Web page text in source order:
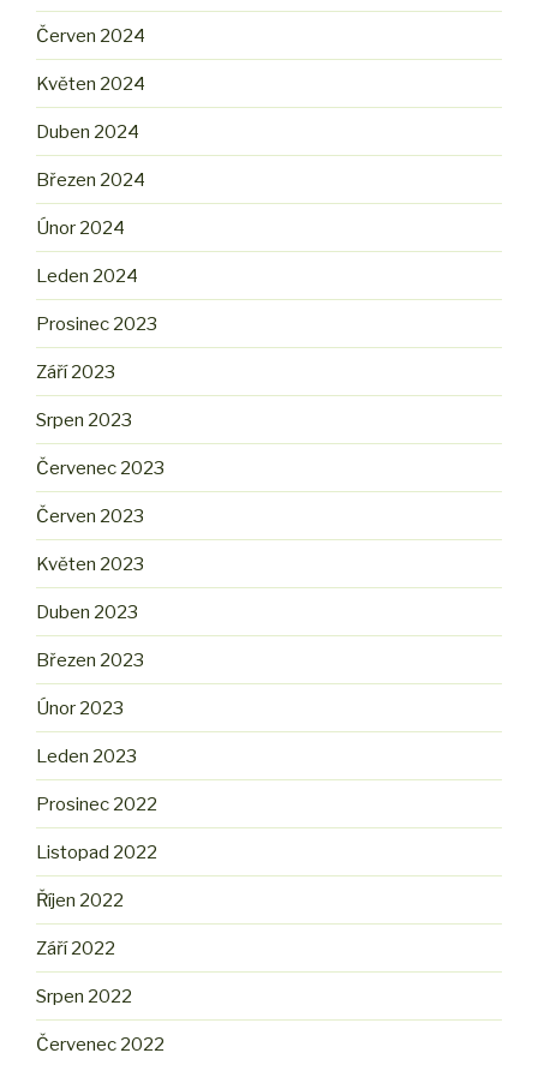
Červen 2024
Květen 2024
Duben 2024
Březen 2024
Únor 2024
Leden 2024
Prosinec 2023
Září 2023
Srpen 2023
Červenec 2023
Červen 2023
Květen 2023
Duben 2023
Březen 2023
Únor 2023
Leden 2023
Prosinec 2022
Listopad 2022
Říjen 2022
Září 2022
Srpen 2022
Červenec 2022